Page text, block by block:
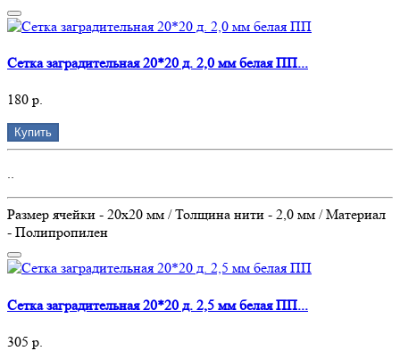
Сетка заградительная 20*20 д. 2,0 мм белая ПП...
180 р.
Купить
..
Размер ячейки - 20х20 мм / Толщина нити - 2,0 мм / Материал
- Полипропилен
Сетка заградительная 20*20 д. 2,5 мм белая ПП...
305 р.